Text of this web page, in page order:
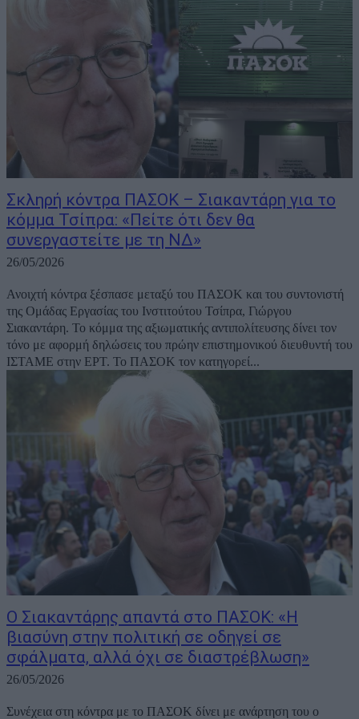
Σκληρή κόντρα ΠΑΣΟΚ – Σιακαντάρη για το
κόμμα Τσίπρα: «Πείτε ότι δεν θα
συνεργαστείτε με τη ΝΔ»
26/05/2026
Ανοιχτή κόντρα ξέσπασε μεταξύ του ΠΑΣΟΚ και του συντονιστή
της Ομάδας Εργασίας του Ινστιτούτου Τσίπρα, Γιώργου
Σιακαντάρη. Το κόμμα της αξιωματικής αντιπολίτευσης δίνει τον
τόνο με αφορμή δηλώσεις του πρώην επιστημονικού διευθυντή του
ΙΣΤΑΜΕ στην ΕΡΤ. Το ΠΑΣΟΚ τον κατηγορεί...
Ο Σιακαντάρης απαντά στο ΠΑΣΟΚ: «Η
βιασύνη στην πολιτική σε οδηγεί σε
σφάλματα, αλλά όχι σε διαστρέβλωση»
26/05/2026
Συνέχεια στη κόντρα με το ΠΑΣΟΚ δίνει με ανάρτηση του ο